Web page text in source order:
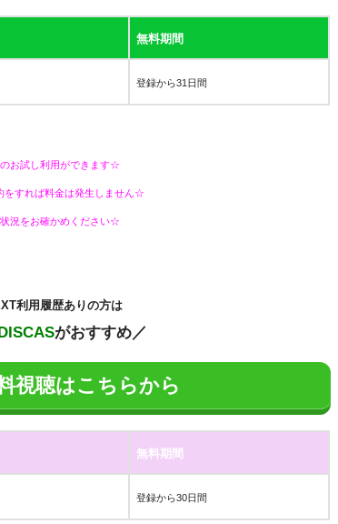
無料期間
登録から31日間
お試し利用ができます☆
をすれば料金は発生しません☆
況をお確かめください☆
利用履歴ありの方は
がおすすめ／
視聴はこちらから
無料期間
登録から30日間